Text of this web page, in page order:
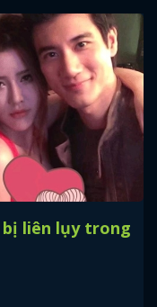
bị liên lụy trong